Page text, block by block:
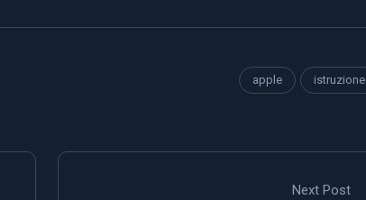
apple
istruzione
Next Post